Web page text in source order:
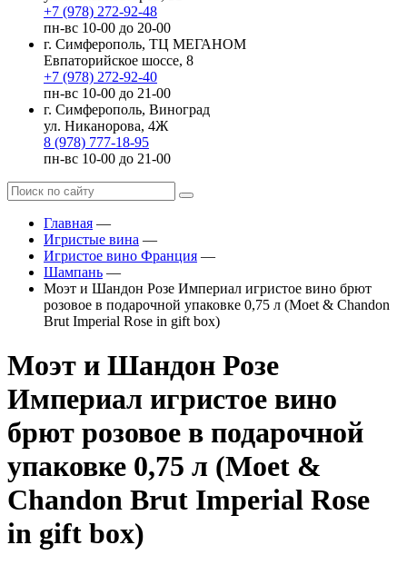
+7 (978) 272-92-48
пн-вс 10-00 до 20-00
г. Симферополь, ТЦ МЕГАНОМ
Евпаторийское шоссе, 8
+7 (978) 272-92-40
пн-вс 10-00 до 21-00
г. Симферополь, Виноград
ул. Никанорова, 4Ж
8 (978) 777-18-95
пн-вс 10-00 до 21-00
Главная —
Игристые вина —
Игристое вино Франция —
Шампань —
Моэт и Шандон Розе Империал игристое вино брют
розовое в подарочной упаковке 0,75 л (Moet & Chandon
Brut Imperial Rose in gift box)
Моэт и Шандон Розе
Империал игристое вино
брют розовое в подарочной
упаковке 0,75 л (Moet &
Chandon Brut Imperial Rose
in gift box)